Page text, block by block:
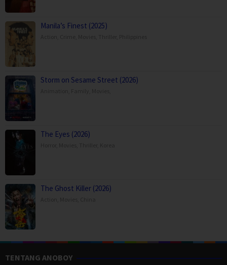
Manila’s Finest (2025)
Storm on Sesame Street (2026)
The Eyes (2026)
The Ghost Killer (2026)
TENTANG ANOBOY